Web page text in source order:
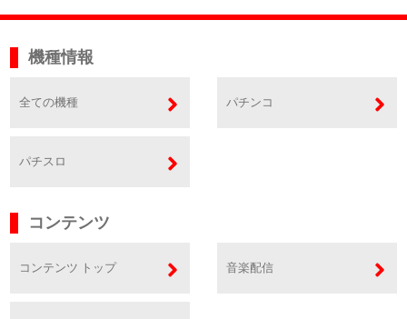
機種情報
全ての機種 パチンコ
パチスロ
コンテンツ
コンテンツ トップ 音楽配信